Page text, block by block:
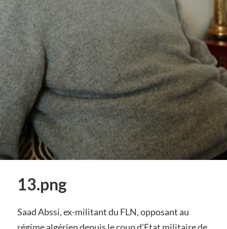
13.png
Saad Abssi, ex-militant du FLN, opposant au